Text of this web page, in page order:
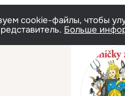
cookie-файлы, чтобы
Больше